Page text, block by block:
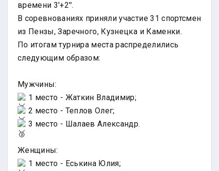
времени 3'+2''.
В соревнованиях приняли участие 31 спортсмен
из Пензы, Заречного, Кузнецка и Каменки.
По итогам турнира места распределились
следующим образом:
Мужчины:
1 место - Жаткин Владимир;
2 место - Теплов Олег;
3 место - Шалаев Александр.
Женщины:
1 место - Еськина Юлия;